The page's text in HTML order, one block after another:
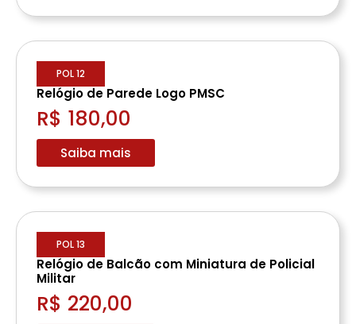
POL 12
Relógio de Parede Logo PMSC
R$ 180,00
Saiba mais
POL 13
Relógio de Balcão com Miniatura de Policial
Militar
R$ 220,00